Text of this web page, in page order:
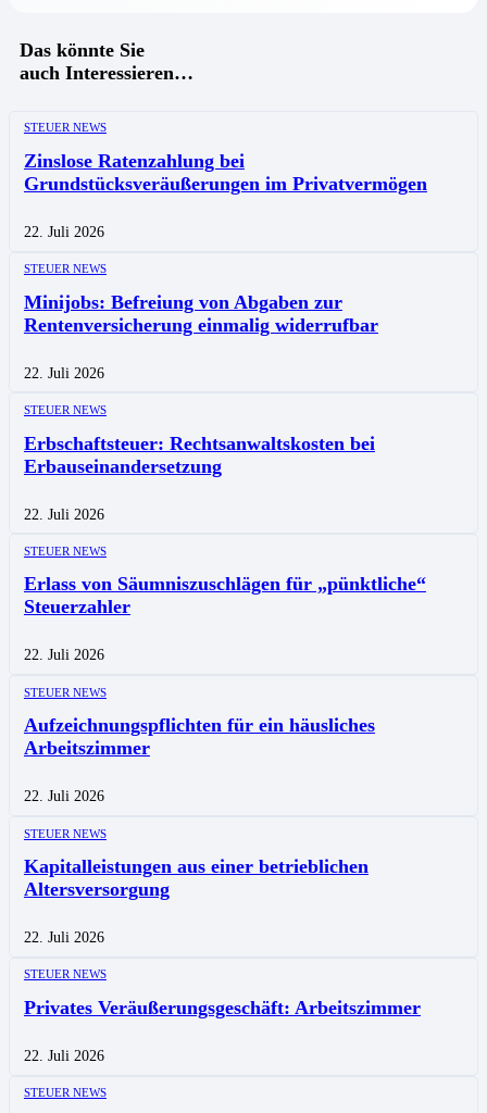
Das könnte Sie
auch Interessieren…
STEUER NEWS
Zinslose Ratenzahlung bei
Grundstücksveräußerungen im Privatvermögen
22. Juli 2026
STEUER NEWS
Minijobs: Befreiung von Abgaben zur
Rentenversicherung einmalig widerrufbar
22. Juli 2026
STEUER NEWS
Erbschaftsteuer: Rechtsanwaltskosten bei
Erbauseinandersetzung
22. Juli 2026
STEUER NEWS
Erlass von Säumniszuschlägen für „pünktliche“
Steuerzahler
22. Juli 2026
STEUER NEWS
Aufzeichnungspflichten für ein häusliches
Arbeitszimmer
22. Juli 2026
STEUER NEWS
Kapitalleistungen aus einer betrieblichen
Altersversorgung
22. Juli 2026
STEUER NEWS
Privates Veräußerungsgeschäft: Arbeitszimmer
22. Juli 2026
STEUER NEWS